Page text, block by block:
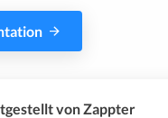
von Zappter